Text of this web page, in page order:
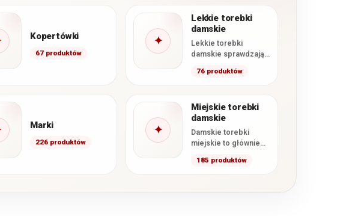
Kopertówki
67 produktów
✦
Lekkie torebki
damskie
Lekkie torebki
damskie sprawdzają
podczas spacerów,
76 produktów
Marki
226 produktów
✦
Miejskie torebki
damskie
Damskie torebki
miejskie to głównie
wygodne modele z
185 produktów